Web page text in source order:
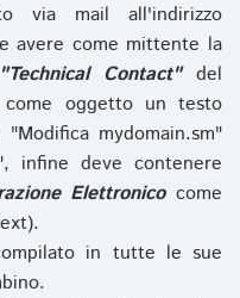
via mail all'indirizzo
avere come mittente la
"Technical Contact"del
oggetto un testo
mydomain.sm"
infine deve contenere
Elettronicocome
in tutte le sue